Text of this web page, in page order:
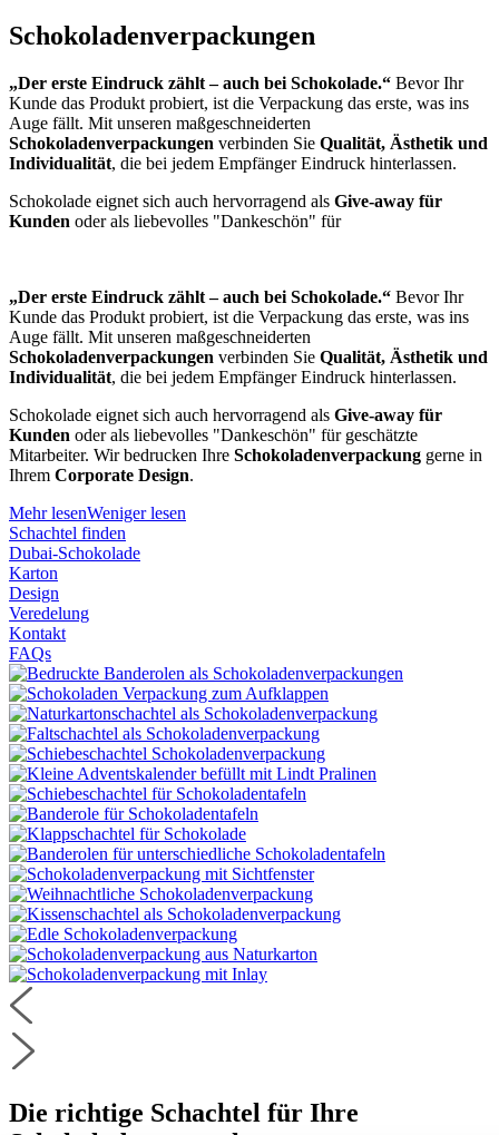
Schokoladenverpackungen
„Der erste Eindruck zählt – auch bei Schokolade.“ Bevor Ihr
Kunde das Produkt probiert, ist die Verpackung das erste, was ins
Auge fällt. Mit unseren maßgeschneiderten
Schokoladenverpackungen verbinden Sie Qualität, Ästhetik und
Individualität, die bei jedem Empfänger Eindruck hinterlassen.
Schokolade eignet sich auch hervorragend als Give-away für
Kunden oder als liebevolles "Dankeschön" für
„Der erste Eindruck zählt – auch bei Schokolade.“ Bevor Ihr
Kunde das Produkt probiert, ist die Verpackung das erste, was ins
Auge fällt. Mit unseren maßgeschneiderten
Schokoladenverpackungen verbinden Sie Qualität, Ästhetik und
Individualität, die bei jedem Empfänger Eindruck hinterlassen.
Schokolade eignet sich auch hervorragend als Give-away für
Kunden oder als liebevolles "Dankeschön" für geschätzte
Mitarbeiter. Wir bedrucken Ihre Schokoladenverpackung gerne in
Ihrem Corporate Design.
Mehr lesenWeniger lesen
Schachtel finden
Dubai-Schokolade
Karton
Design
Veredelung
Kontakt
FAQs
Die richtige Schachtel für Ihre